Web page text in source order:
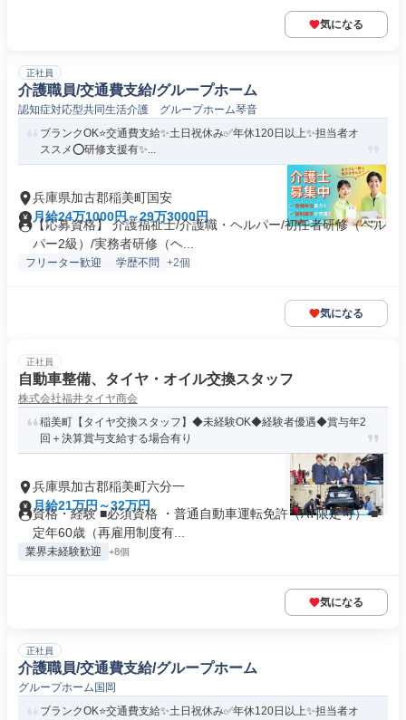
気になる
正社員
介護職員/交通費支給/グループホーム
認知症対応型共同生活介護 グループホーム琴音
ブランクOK⭐️交通費支給✨土日祝休み✅️年休120日以上✨担当者オ
ススメ⭕️研修支援有✨...
兵庫県加古郡稲美町国安
月給24万1000円～29万3000円
【応募資格】 介護福祉士/介護職・ヘルパー/初任者研修（ヘル
パー2級）/実務者研修（ヘ...
フリーター歓迎 学歴不問 +2個
気になる
正社員
自動車整備、タイヤ・オイル交換スタッフ
株式会社福井タイヤ商会
稲美町【タイヤ交換スタッフ】◆未経験OK◆経験者優遇◆賞与年2
回＋決算賞与支給する場合有り
兵庫県加古郡稲美町六分一
月給21万円～32万円
資格・経験 ■必須資格 ・普通自動車運転免許（AT限定可） ■
定年60歳（再雇用制度有...
業界未経験歓迎 +8個
気になる
正社員
介護職員/交通費支給/グループホーム
グループホーム国岡
ブランクOK⭐️交通費支給✨土日祝休み✅️年休120日以上✨担当者オ